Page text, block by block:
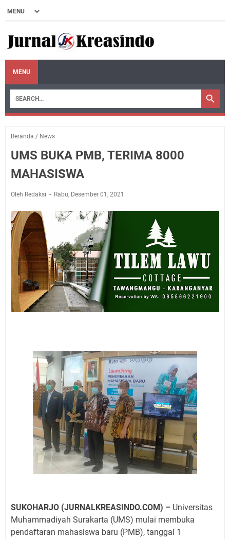
MENU
Beranda / News
UMS BUKA PMB, TERIMA 8000
MAHASISWA
Oleh Redaksi Rabu, Desember 01, 2021
SUKOHARJO (JURNALKREASINDO.COM) – Universitas
Muhammadiyah Surakarta (UMS) mulai membuka
pendaftaran mahasiswa baru (PMB), tanggal 1